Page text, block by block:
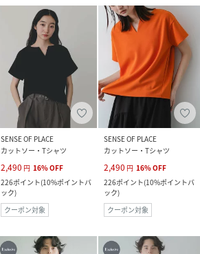
SENSE OF PLACE
カットソー・Tシャツ
2,490 円 16%OFF
226ポイント(10%ポイントバ
ック)
クーポン対象
SENSE OF PLACE
カットソー・Tシャツ
2,490 円 16%OFF
226ポイント(10%ポイントバ
ック)
クーポン対象